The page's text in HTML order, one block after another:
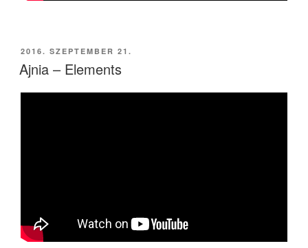
BEKÜLDVE:
2016. SZEPTEMBER 21.
Ajnia – Elements